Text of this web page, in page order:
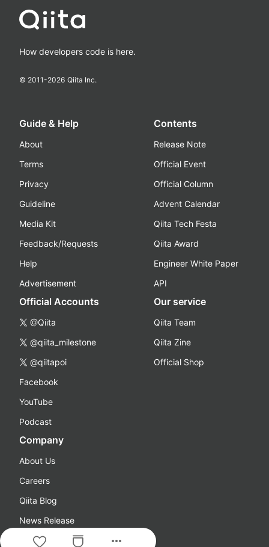
more_horiz
How developers code is here.
© 2011-2026 Qiita Inc.
Guide & Help
About
Terms
Privacy
Guideline
Media Kit
Feedback/Requests
Help
Advertisement
Contents
Release Note
Official Event
Official Column
Advent Calendar
Qiita Tech Festa
Qiita Award
Engineer White Paper
API
Official Accounts
@Qiita
@qiita_milestone
@qiitapoi
Facebook
YouTube
Podcast
Our service
Qiita Team
Qiita Zine
Official Shop
Company
About Us
Careers
Qiita Blog
News Release